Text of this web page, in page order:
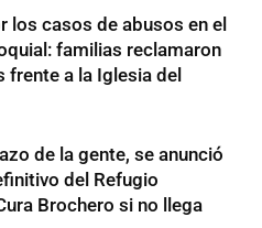
los casos de abusos en el
familias reclamaron
frente a la Iglesia del
de la gente, se anunció
del Refugio
Brochero si no llega